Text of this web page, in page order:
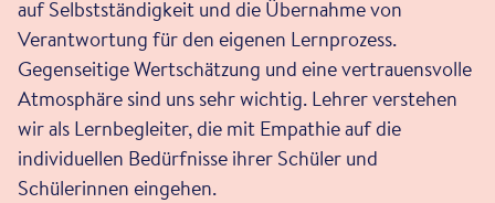
auf Selbstständigkeit und die Übernahme von
Verantwortung für den eigenen Lernprozess.
Gegenseitige Wertschätzung und eine vertrauensvolle
Atmosphäre sind uns sehr wichtig. Lehrer verstehen
wir als Lernbegleiter, die mit Empathie auf die
individuellen Bedürfnisse ihrer Schüler und
Schülerinnen eingehen.